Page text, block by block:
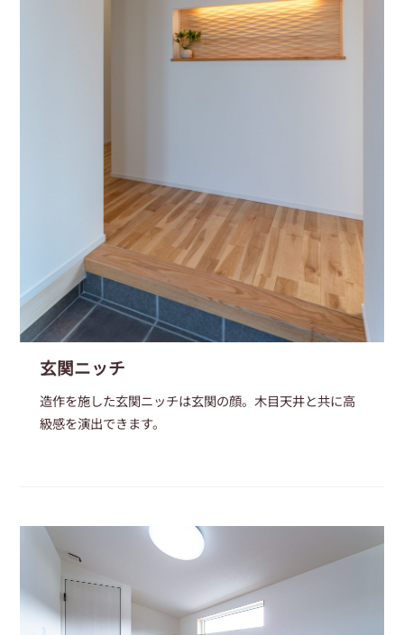
玄関ニッチ
造作を施した玄関ニッチは玄関の顔。木目天井と共に高
級感を演出できます。